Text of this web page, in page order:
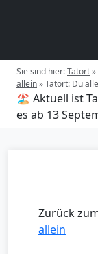
Sie sind hier:Tatort»
allein»Tatort: Du
🏖️ Aktuell ist
es ab 13
Zurück
allein